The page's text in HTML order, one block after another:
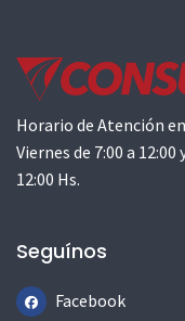
Horario de Atención
Viernes de 7:00 a 12:00
12:00 Hs.
Seguínos
Facebook